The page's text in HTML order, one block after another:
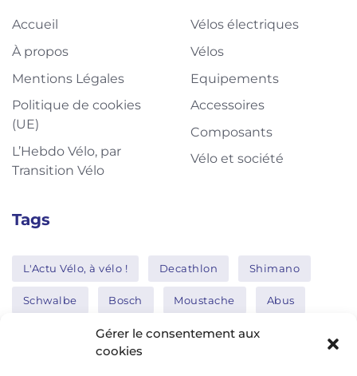
Gérer le consentement aux
cookies
Accueil
À propos
Mentions Légales
Politique de cookies
(UE)
L’Hebdo Vélo, par
Transition Vélo
Vélos électriques
Vélos
Equipements
Accessoires
Composants
Vélo et société
Tags
L'Actu Vélo, à vélo ! Decathlon Shimano
Schwalbe Bosch Moustache Abus
Thule Nakamura